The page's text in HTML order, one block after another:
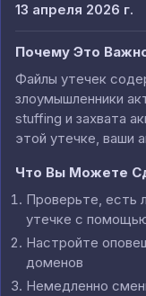
13 апреля 2026 г.
Почему Это
Файлы утечек
злоумышленники
stuffing и захвата
этой утечке, ваши
Что Вы Можете
Проверьте, есть
утечке с
Настройте
доменов
Немедленно